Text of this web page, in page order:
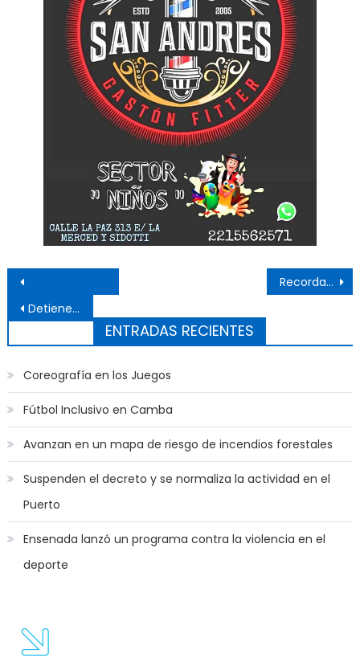
Navegación de entradas
Detienen a un hombre en El Dique tras ser acusado de abusar de una menor
Recordaron a Güemes en la plaza que lleva su nombre
ENTRADAS RECIENTES
Coreografía en los Juegos
Fútbol Inclusivo en Camba
Avanzan en un mapa de riesgo de incendios forestales
Suspenden el decreto y se normaliza la actividad en el
Puerto
Ensenada lanzó un programa contra la violencia en el
deporte